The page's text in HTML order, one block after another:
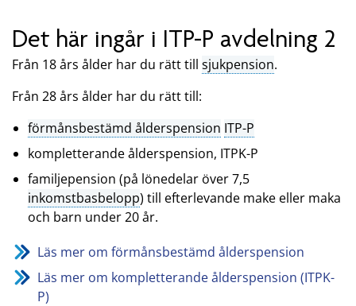
Det här ingår i ITP-P avdelning 2
Från 18 års ålder har du rätt till sjukpension.
Från 28 års ålder har du rätt till:
förmånsbestämd ålderspension ITP-P
kompletterande ålderspension, ITPK-P
familjepension (på lönedelar över 7,5
inkomstbasbelopp) till efterlevande make eller maka
och barn under 20 år.
Läs mer om förmånsbestämd ålderspension
Läs mer om kompletterande ålderspension (ITPK-
P)